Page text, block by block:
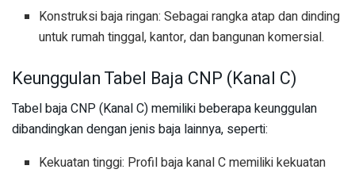
Konstruksi baja ringan: Sebagai rangka atap dan dinding
untuk rumah tinggal, kantor, dan bangunan komersial.
Keunggulan Tabel Baja CNP (Kanal C)
Tabel baja CNP (Kanal C) memiliki beberapa keunggulan
dibandingkan dengan jenis baja lainnya, seperti:
Kekuatan tinggi: Profil baja kanal C memiliki kekuatan